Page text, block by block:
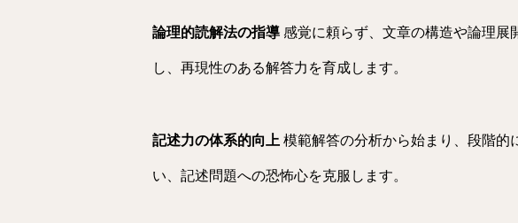
論理的読解法の指導 感覚に頼らず、文章の構造や論理展
し、再現性のある解答力を育成します。
記述力の体系的向上 模範解答の分析から始まり、段階的
い、記述問題への恐怖心を克服します。